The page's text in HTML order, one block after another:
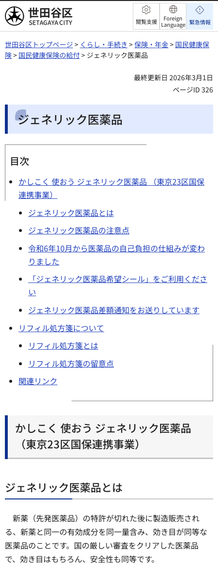
世田谷区 閲覧支援
Foreign
Language 緊急情報
世田谷区トップページ > くらし・手続き >保険・年金> 国民健康保
険> 国民健康保険の給付> ジェネリック医薬品
最終更新日 2026年3月1日
ページID 326
ジェネリック医薬品
目次
かしこく 使おう ジェネリック医薬品 （東京23区国保
連携事業）
ジェネリック医薬品とは
ジェネリック医薬品の注意点
令和6年10月から医薬品の自己負担の仕組みが変わ
りました
「ジェネリック医薬品希望シール」をご利用くださ
い
ジェネリック医薬品差額通知をお送りしています
リフィル処方箋について
リフィル処方箋とは
リフィル処方箋の留意点
関連リンク
かしこく 使おう ジェネリック医薬品
（東京23区国保連携事業）
ジェネリック医薬品とは
新薬（先発医薬品）の特許が切れた後に製造販売され
る、新薬と同一の有効成分を同一量含み、効き目が同等な
医薬品のことです。国の厳しい審査をクリアした医薬品
で、効き目はもちろん、安全性も同等です。